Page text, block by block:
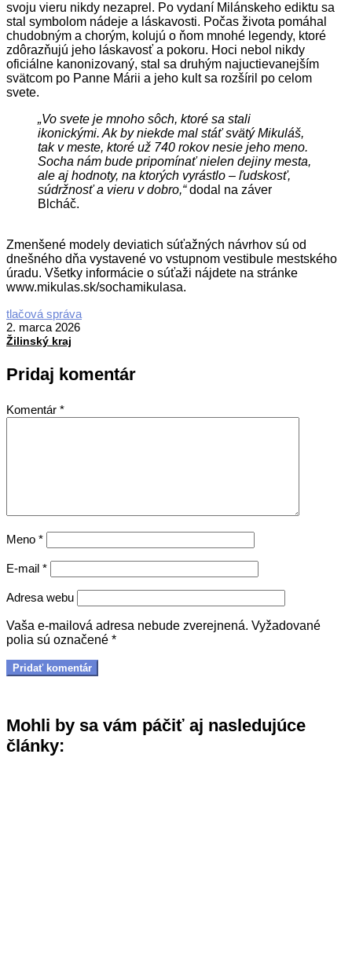
svoju vieru nikdy nezaprel. Po vydaní Milánskeho ediktu sa
stal symbolom nádeje a láskavosti. Počas života pomáhal
chudobným a chorým, kolujú o ňom mnohé legendy, ktoré
zdôrazňujú jeho láskavosť a pokoru. Hoci nebol nikdy
oficiálne kanonizovaný, stal sa druhým najuctievanejším
svätcom po Panne Márii a jeho kult sa rozšíril po celom
svete.
„Vo svete je mnoho sôch, ktoré sa stali
ikonickými. Ak by niekde mal stáť svätý Mikuláš,
tak v meste, ktoré už 740 rokov nesie jeho meno.
Socha nám bude pripomínať nielen dejiny mesta,
ale aj hodnoty, na ktorých vyrástlo – ľudskosť,
súdržnosť a vieru v dobro,“dodal na záver
Blcháč.
Zmenšené modely deviatich súťažných návrhov sú od
dnešného dňa vystavené vo vstupnom vestibule mestského
úradu. Všetky informácie o súťaži nájdete na stránke
www.mikulas.sk/sochamikulasa.
2026-
03-
02
tlačová správa
2. marca 2026
Žilinský kraj
Pridaj komentár
Komentár *
Meno *
E-mail *
Adresa webu
Vaša e-mailová adresa nebude zverejnená. Vyžadované
polia sú označené *
Mohli by sa vám páčiť aj nasledujúce
články: